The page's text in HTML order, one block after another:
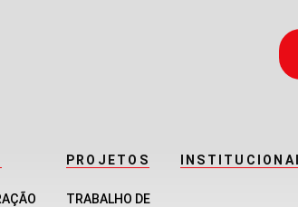
PROJETOS
TRABALHO DE